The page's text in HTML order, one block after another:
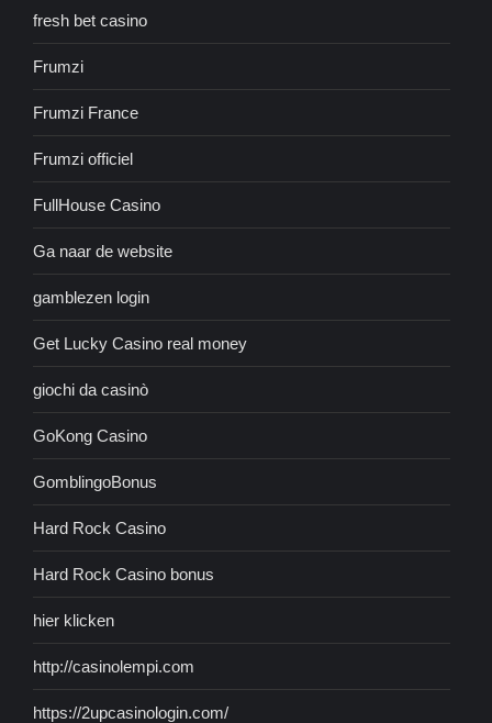
fresh bet casino
Frumzi
Frumzi France
Frumzi officiel
FullHouse Casino
Ga naar de website
gamblezen login
Get Lucky Casino real money
giochi da casinò
GoKong Casino
GomblingoBonus
Hard Rock Casino
Hard Rock Casino bonus
hier klicken
http://casinolempi.com
https://2upcasinologin.com/